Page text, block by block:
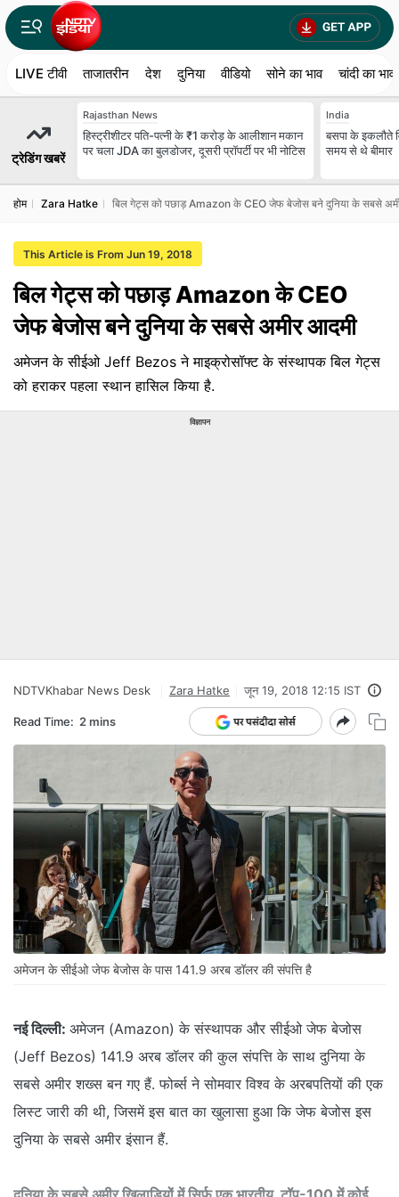
LIVE टीवी ताजातरीन देश दुनिया वीडियो सोने का भाव चांदी का भाव
ट्रेडिंग खबरें
Rajasthan News
हिस्ट्रीशीटर पति-पत्नी के ₹1 करोड़ के आलीशान मकान
पर चला JDA का बुलडोजर, दूसरी प्रॉपर्टी पर भी नोटिस
India
बसपा के इकलौते
समय से थे बीमार
होम Zara Hatke बिल गेट्स को पछाड़ Amazon के CEO जेफ बेजोस बने दुनिया के सबसे
This Article is From Jun 19, 2018
बिल गेट्स को पछाड़ Amazon के CEO
जेफ बेजोस बने दुनिया के सबसे अमीर आदमी
अमेजन के सीईओ Jeff Bezos ने माइक्रोसॉफ्ट के संस्थापक बिल गेट्स
को हराकर पहला स्थान हासिल किया है.
विज्ञापन
NDTVKhabar News Desk Zara Hatke जून 19, 2018 12:15 IST
Read Time: 2 mins
अमेजन के सीईओ जेफ बेजोस के पास 141.9 अरब डॉलर की संपत्ति है
नई द‍िल्‍ली: अमेजन (Amazon) के संस्थापक और सीईओ जेफ बेजोस
(Jeff Bezos) 141.9 अरब डॉलर की कुल संपत्ति के साथ दुनिया के
सबसे अमीर शख्स बन गए हैं. फोर्ब्स ने सोमवार विश्व के अरबपतियों की एक
लिस्‍ट जारी की थी, जिसमें इस बात का खुलासा हुआ कि जेफ बेजोस इस
दुनिया के सबसे अमीर इंसान हैं.